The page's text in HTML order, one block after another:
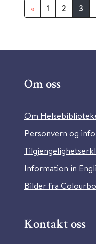
« 1 2 3
Om oss
Om
Personvern og
Information in
Bilder fra
Kontakt oss